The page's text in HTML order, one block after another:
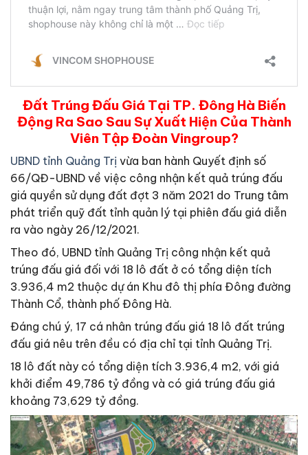
Đất Trúng Đấu Giá Tại TP. Đông Hà Biến
Động Ra Sao Sau Sự Xuất Hiện Của Thành
Viên Tập Đoàn Vingroup?
UBND tỉnh Quảng Trị vừa ban hành Quyết định số
66/QĐ-UBND về việc công nhận kết quả trúng đấu
giá quyền sử dụng đất đợt 3 năm 2021 do Trung tâm
phát triển quỹ đất tỉnh quản lý tại phiên đấu giá diễn
ra vào ngày 26/12/2021.
Theo đó, UBND tỉnh Quảng Trị công nhận kết quả
trúng đấu giá đối với 18 lô đất ở có tổng diện tích
3.936,4 m2 thuộc dự án Khu đô thị phía Đông đường
Thành Cổ, thành phố Đông Hà.
Đáng chú ý, 17 cá nhân trúng đấu giá 18 lô đất trúng
đấu giá nêu trên đều có địa chỉ tại tỉnh Quảng Trị.
18 lô đất này có tổng diện tích 3.936,4 m2, với giá
khởi điểm 49,786 tỷ đồng và có giá trúng đấu giá
khoảng 73,629 tỷ đồng.